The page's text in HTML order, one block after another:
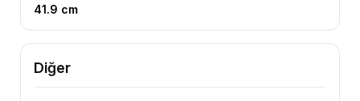
41.9 cm
Diğer